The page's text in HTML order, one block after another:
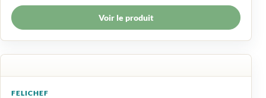
Voir le produit
FELICHEF